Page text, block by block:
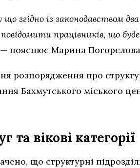
згідно із законодавством
працівників, що
— пояснює Марина
розпорядження про
Бахмутського міського
вікові категорії
що структурні